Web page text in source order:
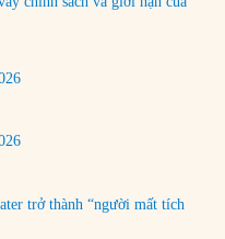
trở thành “người mất tích